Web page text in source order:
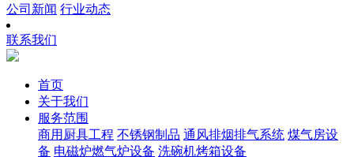
公司新闻 行业动态
联系我们
首页
关于我们
服务范围
商用厨具工程 不锈钢制品 通风排烟排气系统 煤气房设
备 电磁炉燃气炉设备 洗碗机烤箱设备